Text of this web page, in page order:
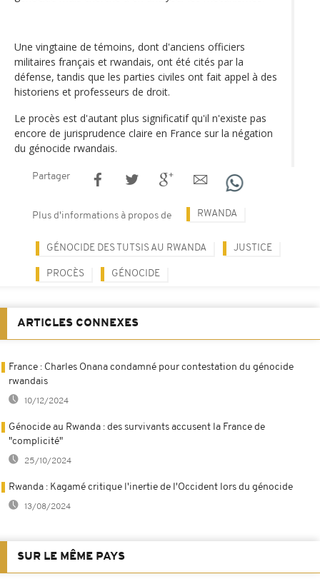
Une vingtaine de témoins, dont d'anciens officiers
militaires français et rwandais, ont été cités par la
défense, tandis que les parties civiles ont fait appel à des
historiens et professeurs de droit.
Le procès est d'autant plus significatif qu'il n'existe pas
encore de jurisprudence claire en France sur la négation
du génocide rwandais.
Partager
Plus d'informations à propos de RWANDA
GÉNOCIDE DES TUTSIS AU RWANDA JUSTICE
PROCÈS GÉNOCIDE
ARTICLES CONNEXES
France : Charles Onana condamné pour contestation du génocide
rwandais
10/12/2024
Génocide au Rwanda : des survivants accusent la France de
"complicité"
25/10/2024
Rwanda : Kagamé critique l'inertie de l'Occident lors du génocide
13/08/2024
SUR LE MÊME PAYS